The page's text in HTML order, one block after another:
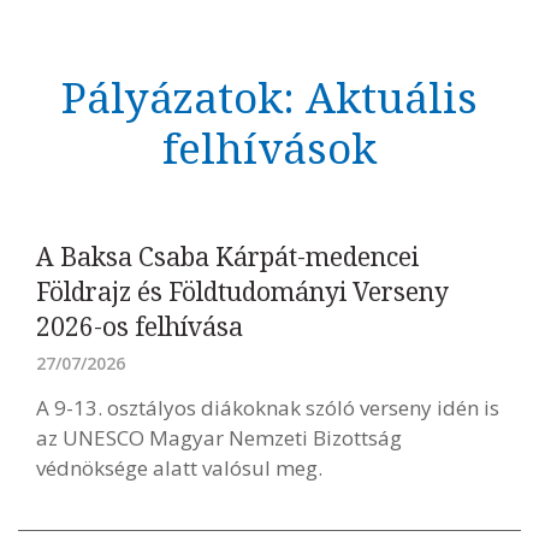
Kövess minket unescohungary
Pályázatok: Aktuális
felhívások
A Baksa Csaba Kárpát-medencei
Földrajz és Földtudományi Verseny
2026-os felhívása
27/07/2026
A 9-13. osztályos diákoknak szóló verseny idén is
az UNESCO Magyar Nemzeti Bizottság
védnöksége alatt valósul meg.